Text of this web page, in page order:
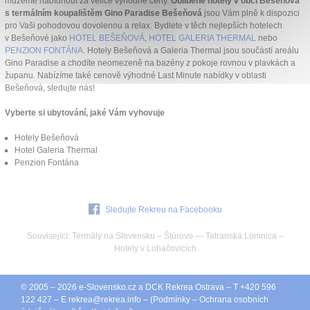
s termálním koupalištěm Gino Paradise Bešeňová jsou Vám plně k dispozici
pro Vaši pohodovou dovolenou a relax. Bydlete v těch nejlepších hotelech
v Bešeňové jako HOTEL BEŠEŇOVÁ, HOTEL GALERIA THERMAL nebo
PENZION FONTÁNA. Hotely Bešeňová a Galeria Thermal jsou součástí areálu
Gino Paradise a chodíte neomezeně na bazény z pokoje rovnou v plavkách a
županu. Nabízíme také cenově výhodné Last Minute nabídky v oblasti
Bešeňová, sledujte nás!
Vyberte si ubytování, jaké Vám vyhovuje
Hotely Bešeňová
Hotel Galeria Thermal
Penzion Fontána
Sledujte Rekreu na Facebooku
Související: Termály na Slovensku – Štúrovo — Tatranská Lomnica–
Hotely v Luhačovicích
© 2005 – 2026 e-Slovensko.cz a DCK Rekrea Ostrava – T +420 596
122 427 – E rekrea@rekrea.info – (Podmínky – Ochrana osobních